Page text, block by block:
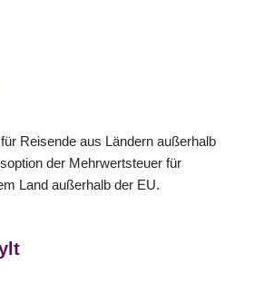
Reisende aus Ländern außerhalb
der Mehrwertsteuer für
Land außerhalb der EU.